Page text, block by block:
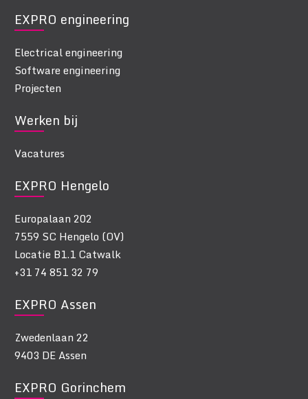
EXPRO engineering
Electrical engineering
Software engineering
Projecten
Werken bij
Vacatures
EXPRO Hengelo
Europalaan 202
7559 SC Hengelo (OV)
Locatie B1.1 Catwalk
+31 74 851 32 79
EXPRO Assen
Zwedenlaan 22
9403 DE Assen
EXPRO Gorinchem